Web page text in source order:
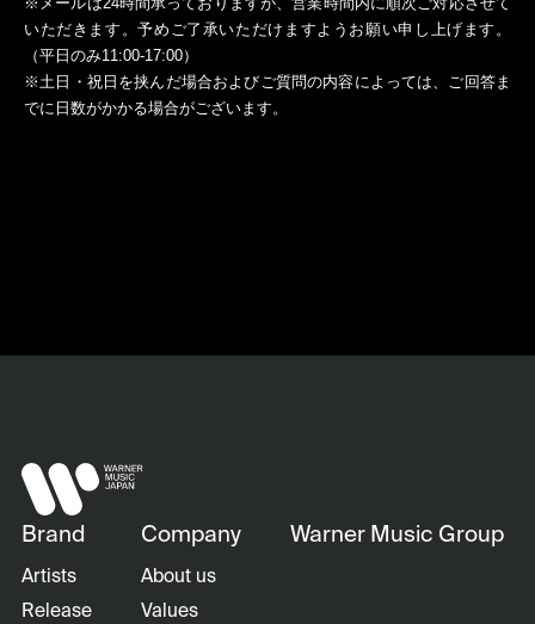
いただきます。予めご了承いただけますようお願い申し上げます。
（平日のみ11:00-17:00）
※土日・祝日を挟んだ場合およびご質問の内容によっては、ご回答ま
でに日数がかかる場合がございます。
Brand
Artists
Release
Company
About us
Values
Warner Music Group